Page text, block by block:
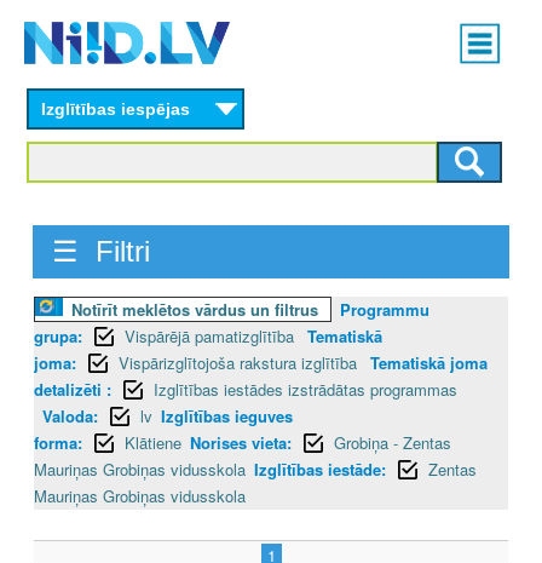
content
Main
menu
Izglītības iespējas
☰ Filtri
Notīrīt meklētos vārdus un filtrus
Programmu
grupa:
Vispārējā pamatizglītība Tematiskā
joma:
Vispārizglītojoša rakstura izglītība Tematiskā joma
detalizēti :
Izglītības iestādes izstrādātas programmas
Valoda:
lv Izglītības ieguves
forma:
Klātiene Norises vieta:
Grobiņa - Zentas
Mauriņas Grobiņas vidusskola Izglītības iestāde:
Zentas
Mauriņas Grobiņas vidusskola
1